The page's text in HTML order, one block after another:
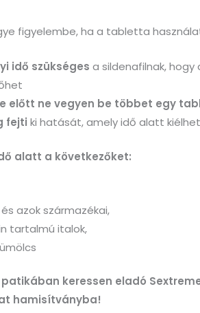
figyelembe, ha a tabletta
idő szükséges a sildenafilnak,
előtt ne vegyen be többet egy
fejti ki hatását, amely idő alatt
alatt a következőket:
azok származékai,
tartalmú italok,
patikában keressen eladó
hamisítványba!